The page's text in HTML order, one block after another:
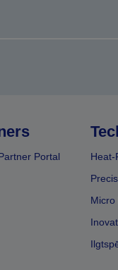
Portal
Heat-
Micro